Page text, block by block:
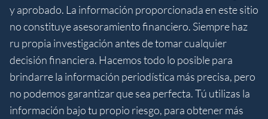
y aprobado. La información proporcionada en este sitio
no constituye asesoramiento financiero. Siempre haz
ru propia investigación antes de tomar cualquier
decisión financiera. Hacemos todo lo posible para
brindarre la información periodística más precisa, pero
no podemos garantizar que sea perfecta. Tú utilizas la
información bajo tu propio riesgo, para obtener más